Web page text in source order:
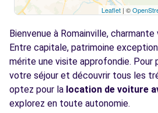
FAZIO PAF - BOBIGNY (C)
BOBIGNY, 93000
Voir l'agence
Free2Move Rent - AUTO
Leaflet | ©
Bienvenue à Romainville,
Entre capitale, patrimoine
mérite une visite approfondie.
votre séjour et découvrir tous les
optez pour la location de voiture
explorez en toute autonomie.